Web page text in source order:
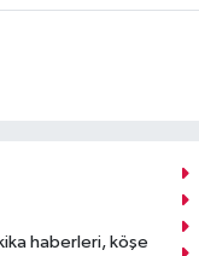
haberleri, köşe